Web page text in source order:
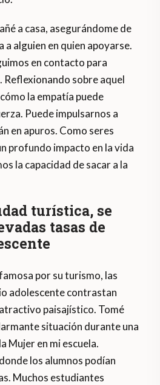
a casa, asegurándome de
a alguien en quien apoyarse.
en contacto para
sobre aquel
la empatía puede
Puede impulsarnos a
en apuros. Como seres
profundo impacto en la vida
la capacidad de sacar a la
turística, se
tasas de
por su turismo, las
adolescente contrastan
paisajístico. Tomé
situación durante una
Mujer en mi escuela.
los alumnos podían
Muchos estudiantes